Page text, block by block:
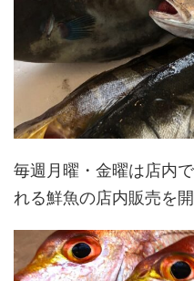
毎週月曜・金曜は店内
れる鮮魚の店内販売を